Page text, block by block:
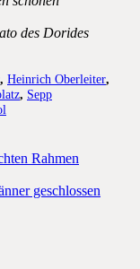
des Dorides
, Heinrich Oberleiter,
, Sepp
Rahmen
geschlossen